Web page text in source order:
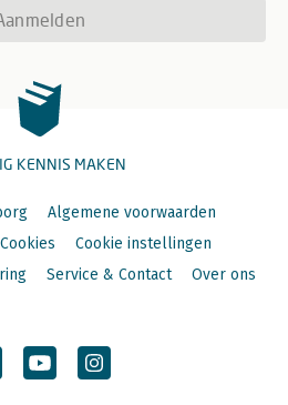
KENNIS MAKEN
Algemene voorwaarden
Cookies
Cookie instellingen
Service & Contact Over ons